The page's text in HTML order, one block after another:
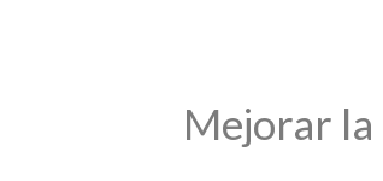
Mejorar la